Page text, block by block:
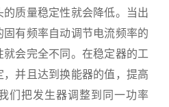
质量稳定性就会降低。当出
有频率自动调节电流频率的
会完全不同。在稳定器的工
并且达到换能器的值，提高
们把发生器调整到同一功率